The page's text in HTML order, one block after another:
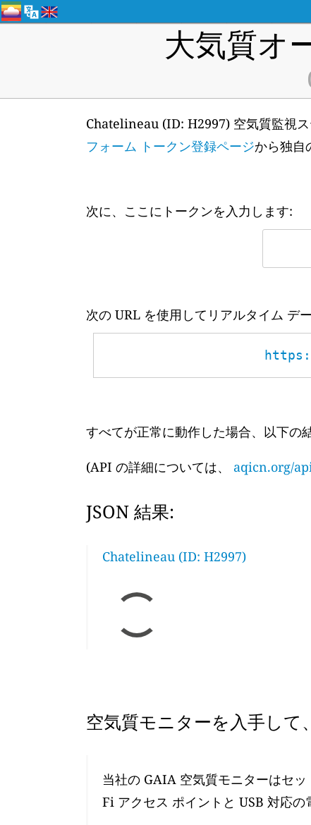
大気質オ
Chatelineau (ID: H2997) 空気質監視
フォーム トークン登録ページから独自
次に、ここにトークンを入力します:
次の URL を使用してリアルタイム デ
すべてが正常に動作した場合、以下の
(API の詳細については、 aqicn.org/
JSON 結果:
Chatelineau (ID: H2997)
空気質モニターを入手して
当社の GAIA 空気質モニターはセ
Fi アクセス ポイントと USB 対応の